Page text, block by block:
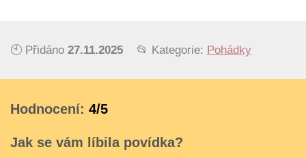
🕙 Přidáno 27.11.2025 📂 Kategorie: Pohádky
Hodnocení: 4/5
Jak se vám líbila povídka?